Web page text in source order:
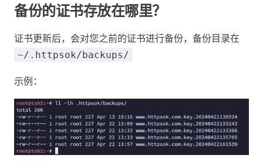
备份的证书存放在哪里？
证书更新后，会对您之前的证书进行备份，备份目录在
~/.httpsok/backups/
示例：